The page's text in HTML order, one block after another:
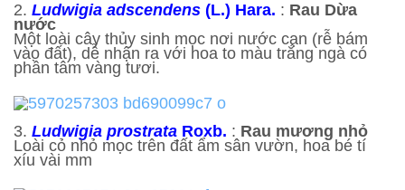
2. Ludwigia adscendens (L.) Hara. : Rau Dừa
nước
Một loài cây thủy sinh mọc nơi nước cạn (rễ bám
vào đất), dễ nhận ra với hoa to màu trắng ngà có
phần tâm vàng tươi.
3. Ludwigia prostrata Roxb. : Rau mương nhỏ
Loài cỏ nhỏ mọc trên đất ẩm sân vườn, hoa bé tí
xíu vài mm